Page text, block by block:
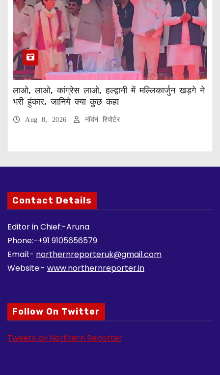
लाओ, लाओ, कांग्रेस लाओ, हल्द्वानी में मल्लिकार्जुन खड़गे ने
भरी हुंकार, जानिये क्या कुछ कहा
Aug 8, 2026 नॉर्दर्न रिपोर्टर
Contact Details
Editor in Chief:-Aruna
Phone:-+91 9105656579
Email:- northernreporteruk@gmail.com
Website:- www.northernreporter.in
Follow On Twitter
Tweets by Northern Reporter